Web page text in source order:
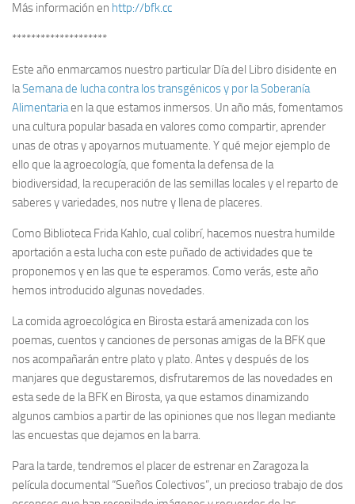
Más información en http://bfk.cc
********************
Este año enmarcamos nuestro particular Día del Libro disidente en
laSemana de lucha contra los transgénicos y por la Soberanía
Alimentariaen la que estamos inmersos. Un año más, fomentamos
una cultura popular basada en valores como compartir, aprender
unas de otras y apoyarnos mutuamente. Y qué mejor ejemplo de
ello que la agroecología, que fomenta la defensa de la
biodiversidad, la recuperación de las semillas locales y el reparto de
saberes y variedades, nos nutre y llena de placeres.
Como Biblioteca Frida Kahlo, cual colibrí, hacemos nuestra humilde
aportación a esta lucha con este puñado de actividades que te
proponemos y en las que te esperamos. Como verás, este año
hemos introducido algunas novedades.
La comida agroecológica en Birosta estará amenizada con los
poemas, cuentos y canciones de personas amigas de la BFK que
nos acompañarán entre plato y plato. Antes y después de los
manjares que degustaremos, disfrutaremos de las novedades en
esta sede de la BFK en Birosta, ya que estamos dinamizando
algunos cambios a partir de las opiniones que nos llegan mediante
las encuestas que dejamos en la barra.
Para la tarde, tendremos el placer de estrenar en Zaragoza la
película documental “Sueños Colectivos”, un precioso trabajo de dos